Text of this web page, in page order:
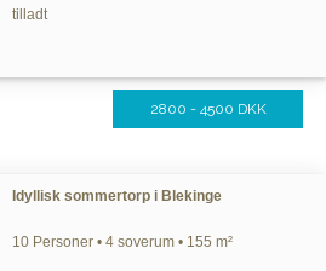
tilladt
2800 - 4500 DKK
Idyllisk sommertorp i Blekinge
10 Personer • 4 soverum • 155 m²